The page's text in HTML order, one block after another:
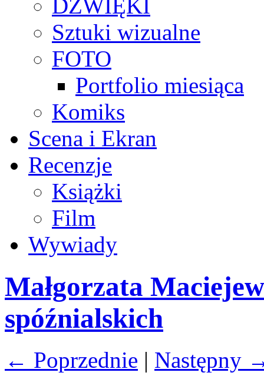
DŹWIĘKI
Sztuki wizualne
FOTO
Portfolio miesiąca
Komiks
Scena i Ekran
Recenzje
Książki
Film
Wywiady
Małgorzata
spóźnialskich
← Poprzednie | Następny